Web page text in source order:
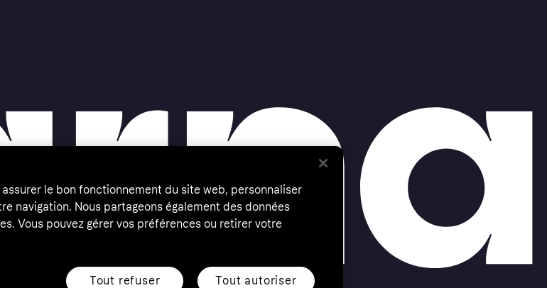
le bon fonctionnement du site web, personnaliser
navigation. Nous partageons également des données
Vous pouvez gérer vos préférences ou retirer votre
Tout refuser Tout autoriser